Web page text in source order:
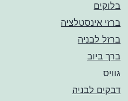
בלוקים
ברזי אינסטלציה
ברזל לבניה
ברך ביוב
גוויס
דבקים לבניה